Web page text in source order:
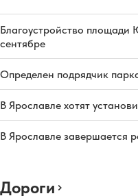
Благоустройство
сентябре
Определен подрядчик
В Ярославле хотят
В Ярославле завершается
Дороги